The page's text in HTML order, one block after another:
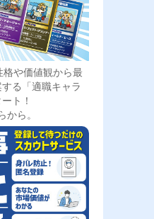
や価値観から最
る「適職キャラ
ト！
ら。